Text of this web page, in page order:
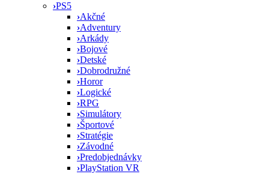
›PS5
›Akčné
›Adventury
›Arkády
›Bojové
›Detské
›Dobrodružné
›Horor
›Logické
›RPG
›Simulátory
›Športové
›Stratégie
›Závodné
›Predobjednávky
›PlayStation VR